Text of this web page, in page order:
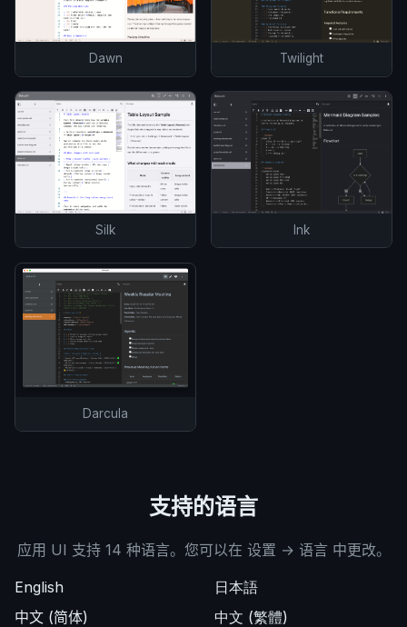
Dawn Twilight
Silk Ink
Darcula
支持的语言
应用 UI 支持 14 种语言。您可以在 设置 → 语言 中更改。
English
日本語
中文 (简体)
中文 (繁體)